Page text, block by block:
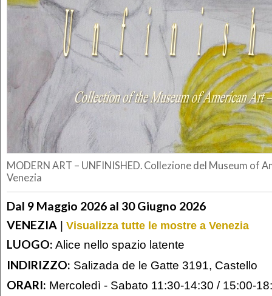
MODERN ART – UNFINISHED. Collezione del Museum of
Venezia
Dal 9 Maggio 2026 al 30 Giugno 2026
VENEZIA | Visualizza tutte le mostre a Venezia
LUOGO: Alice nello spazio latente
INDIRIZZO: Salizada de le Gatte 3191, Castello
ORARI: Mercoledì - Sabato 11:30-14:30 / 15:00-